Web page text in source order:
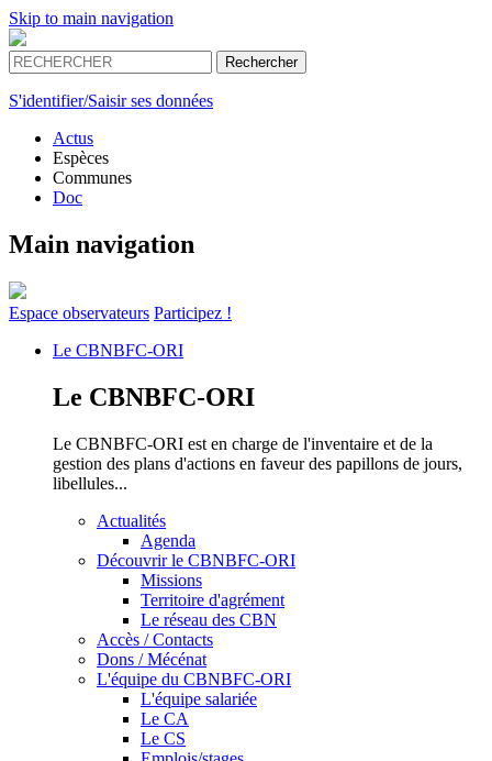
Skip to main navigation
S'identifier/Saisir ses données
Actus
Espèces
Communes
Doc
Main navigation
Espace observateurs Participez !
Le CBNBFC-ORI
Le CBNBFC-ORI
Le CBNBFC-ORI est en charge de l'inventaire et de la
gestion des plans d'actions en faveur des papillons de jours,
libellules...
Actualités
Agenda
Découvrir le CBNBFC-ORI
Missions
Territoire d'agrément
Le réseau des CBN
Accès / Contacts
Dons / Mécénat
L'équipe du CBNBFC-ORI
L'équipe salariée
Le CA
Le CS